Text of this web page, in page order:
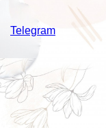
Telegram